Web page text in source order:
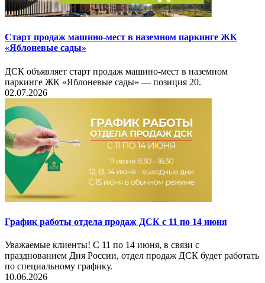
Старт продаж машино-мест в наземном паркинге ЖК
«Яблоневые сады»
ДСК объявляет старт продаж машино-мест в наземном
паркинге ЖК «Яблоневые сады» — позиция 20.
02.07.2026
График работы отдела продаж ДСК с 11 по 14 июня
Уважаемые клиенты! С 11 по 14 июня, в связи с
празднованием Дня России, отдел продаж ДСК будет работать
по специальному графику.
10.06.2026